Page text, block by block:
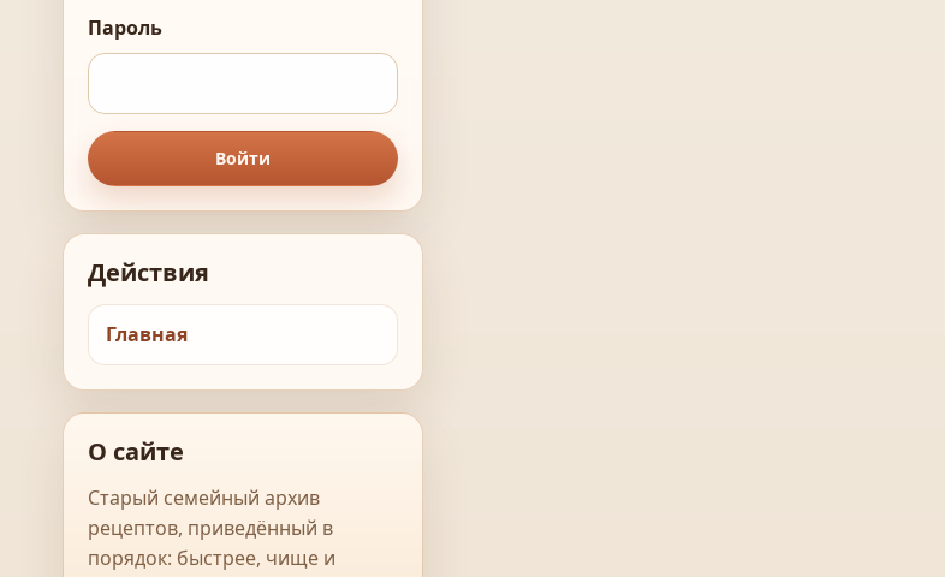
Пароль
Войти
Действия
Главная
О сайте
Старый семейный архив
рецептов, приведённый в
порядок: быстрее, чище и